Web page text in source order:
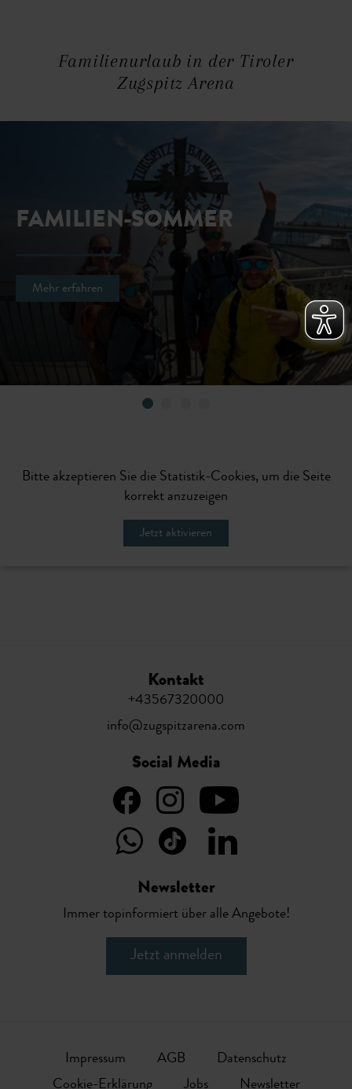
Familienurlaub in der Tiroler
Zugspitz Arena
FAMILIEN-SOMMER
Mehr erfahren
Bitte akzeptieren Sie die Statistik-Cookies, um die Seite
korrekt anzuzeigen
Jetzt aktivieren
Kontakt
+43567320000
info@zugspitzarena.com
Social Media
Newsletter
Immer topinformiert über alle Angebote!
Jetzt anmelden
Impressum AGB
Datenschutz
Cookie-Erklärung
Jobs Newsletter